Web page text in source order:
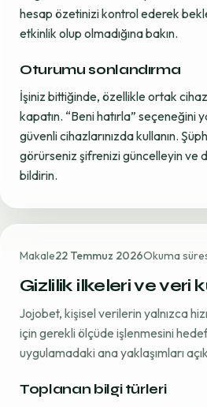
hesap özetinizi kontrol ederek
etkinlik olup olmadığına bakın.
Oturumu sonlandırma
İşiniz bittiğinde, özellikle ortak
kapatın. “Beni hatırla” seçeneğini
güvenli cihazlarınızda kullanın.
görürseniz şifrenizi güncelleyin ve
bildirin.
Makale22 Temmuz 2026Okuma
Gizlilik ilkeleri ve veri
Jojobet, kişisel verilerin yalnızca
için gerekli ölçüde işlenmesini
uygulamadaki ana yaklaşımları
Toplanan bilgi türleri